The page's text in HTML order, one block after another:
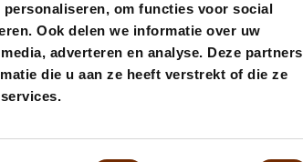
om functies voor social
Ook delen we informatie over uw
adverteren en analyse. Deze partners
die u aan ze heeft verstrekt of die ze
+31 (0) 202279893
1
Nederland